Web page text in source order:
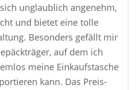
unglaublich angenehm,
und bietet eine tolle
Besonders gefällt mir
auf dem ich
meine Einkaufstasche
kann. Das Preis-